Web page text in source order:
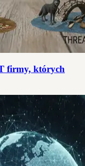
firmy, których